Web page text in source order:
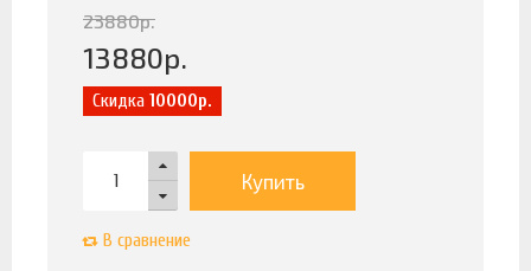
23880р.
13880р.
Скидка 10000р.
Купить
В сравнение